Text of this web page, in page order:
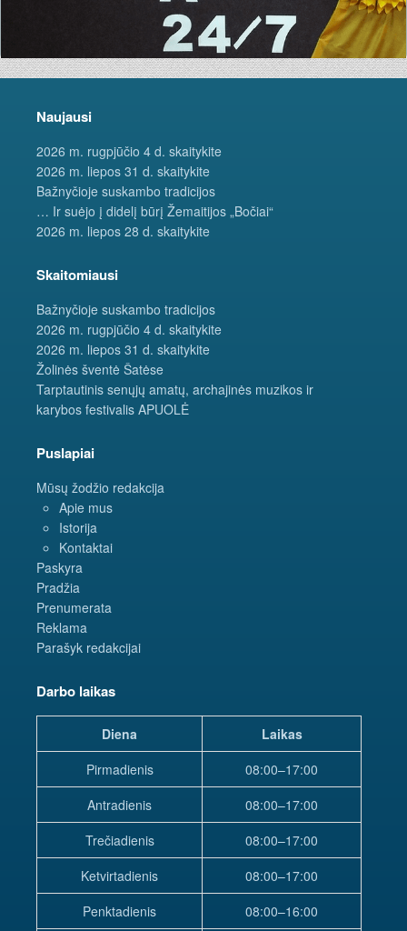
Naujausi
2026 m. rugpjūčio 4 d. skaitykite
2026 m. liepos 31 d. skaitykite
Bažnyčioje suskambo tradicijos
… Ir suėjo į didelį būrį Žemaitijos „Bočiai“
2026 m. liepos 28 d. skaitykite
Skaitomiausi
Bažnyčioje suskambo tradicijos
2026 m. rugpjūčio 4 d. skaitykite
2026 m. liepos 31 d. skaitykite
Žolinės šventė Šatėse
Tarptautinis senųjų amatų, archajinės muzikos ir
karybos festivalis APUOLĖ
Puslapiai
Mūsų žodžio redakcija
Apie mus
Istorija
Kontaktai
Paskyra
Pradžia
Prenumerata
Reklama
Parašyk redakcijai
Darbo laikas
Diena
Laikas
Pirmadienis
08:00–17:00
Antradienis
08:00–17:00
Trečiadienis
08:00–17:00
Ketvirtadienis
08:00–17:00
Penktadienis
08:00–16:00